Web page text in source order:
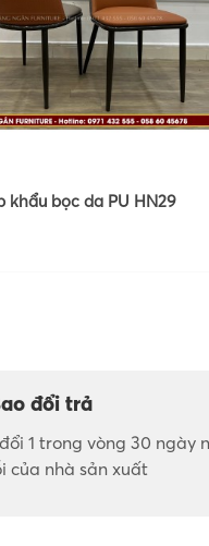
khẩu bọc da PU HN29
đổi trả
1 trong vòng 30 ngày
của nhà sản xuất